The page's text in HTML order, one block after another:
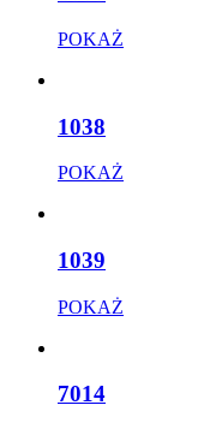
POKAŻ
1038
POKAŻ
1039
POKAŻ
7014